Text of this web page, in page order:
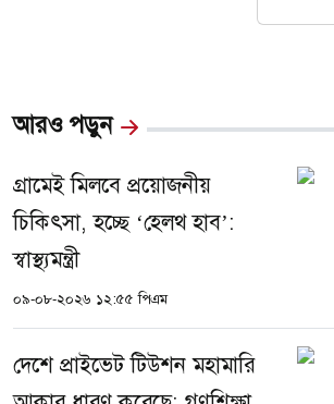
আরও পড়ুন
গ্রামেই মিলবে প্রয়োজনীয়
চিকিৎসা, হচ্ছে ‘হেলথ হাব’:
স্বাস্থ্যমন্ত্রী
০৯-০৮-২০২৬ ১২:৫৫ পিএম
দেশে প্রাইভেট টিউশন মহামারি